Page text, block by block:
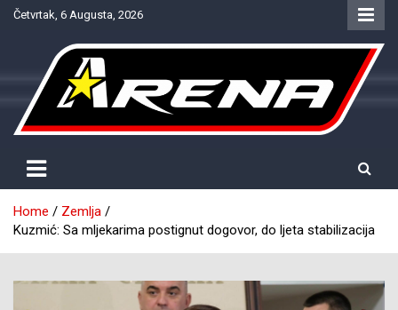
SkipČetvrtak, 6 Augusta, 2026
NTV Arena
Home
Zemlja
Kuzmić: Sa mljekarima postignut dogovor, do ljeta stabilizacija